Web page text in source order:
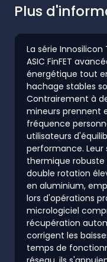
Plus
La série
ASIC FinFET
énergétique tout
hachage stables
Contrairement à
mineurs prennent
fréquence
utilisateurs
performance. Leur
thermique
double rotation
en aluminium,
lors d'opérations
micrologiciel
récupération
corrigent les
temps de